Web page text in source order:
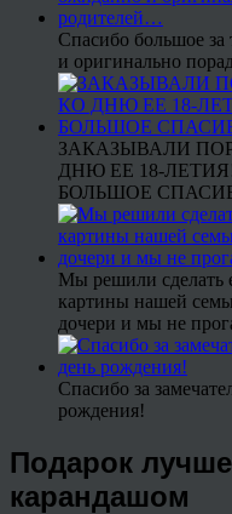
Спасибо большое
и оригинально
ЗАКАЗЫВАЛИ
ДНЮ ЕЕ 18-
БОЛЬШОЕ
Мы решили сделать
картины нашей
дочери и мы не
Спасибо за
рождения!
Подарок
карандашом